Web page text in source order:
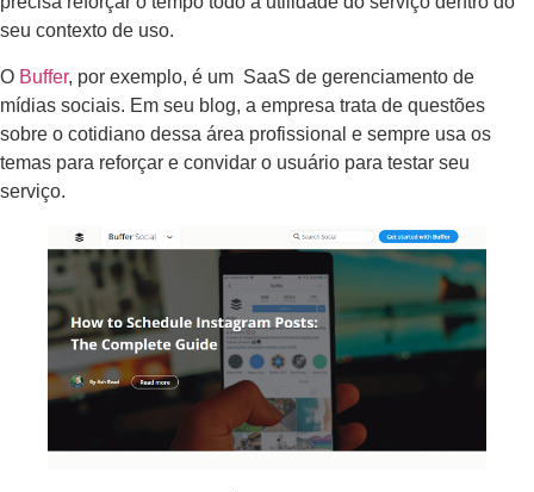
seu contexto de uso.
O Buffer, por exemplo, é um SaaS de gerenciamento de
mídias sociais. Em seu blog, a empresa trata de questões
sobre o cotidiano dessa área profissional e sempre usa os
temas para reforçar e convidar o usuário para testar seu
serviço.